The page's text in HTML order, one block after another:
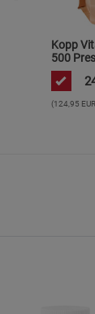
Kopp
500
(124,95